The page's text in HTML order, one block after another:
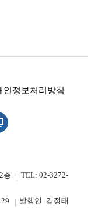
인정보처리방침
층
TEL: 02-3272-
발행인: 김정태